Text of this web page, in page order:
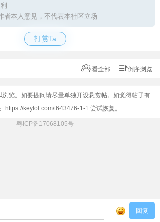
者本人意见，不代表本社区立场
打赏Ta
看全部 倒序浏览
浏览。如要提问请尽量单独开设悬赏帖。如觉得帖子有
https://keylol.com/t643476-1-1 尝试恢复。
粤ICP备17068105号